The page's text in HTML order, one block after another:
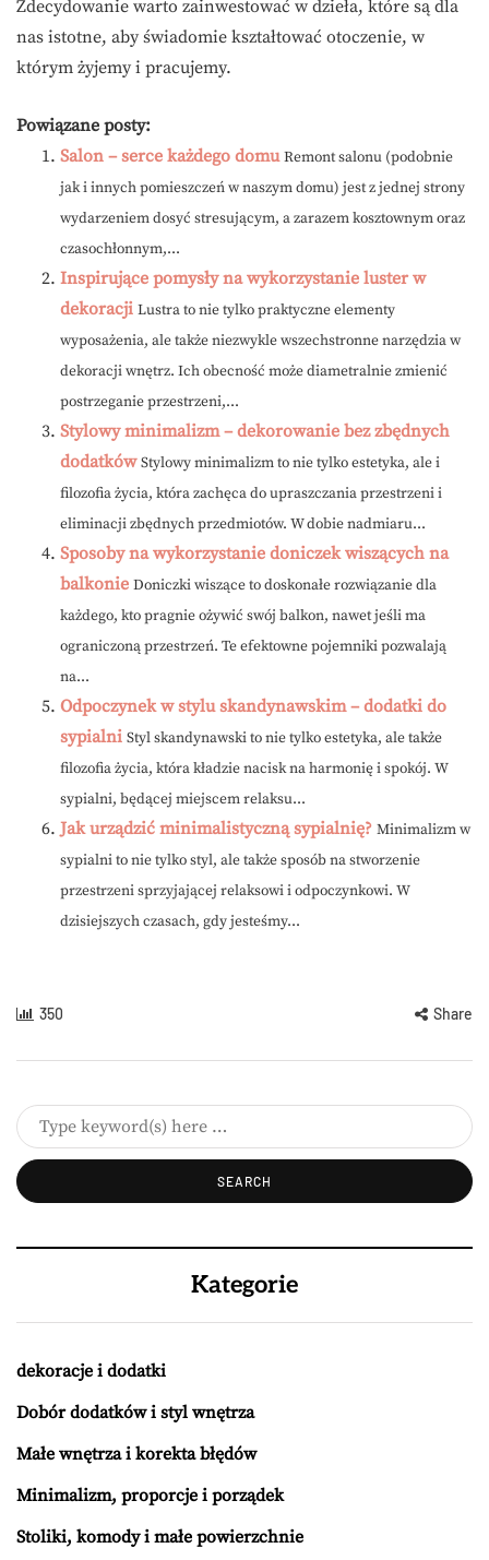
Zdecydowanie warto zainwestować w dzieła, które są dla
nas istotne, aby świadomie kształtować otoczenie, w
którym żyjemy i pracujemy.
Powiązane posty:
Salon – serce każdego domu Remont salonu (podobnie
jak i innych pomieszczeń w naszym domu) jest z jednej strony
wydarzeniem dosyć stresującym, a zarazem kosztownym oraz
czasochłonnym,...
Inspirujące pomysły na wykorzystanie luster w
dekoracji Lustra to nie tylko praktyczne elementy
wyposażenia, ale także niezwykle wszechstronne narzędzia w
dekoracji wnętrz. Ich obecność może diametralnie zmienić
postrzeganie przestrzeni,...
Stylowy minimalizm – dekorowanie bez zbędnych
dodatków Stylowy minimalizm to nie tylko estetyka, ale i
filozofia życia, która zachęca do upraszczania przestrzeni i
eliminacji zbędnych przedmiotów. W dobie nadmiaru...
Sposoby na wykorzystanie doniczek wiszących na
balkonie Doniczki wiszące to doskonałe rozwiązanie dla
każdego, kto pragnie ożywić swój balkon, nawet jeśli ma
ograniczoną przestrzeń. Te efektowne pojemniki pozwalają
na...
Odpoczynek w stylu skandynawskim – dodatki do
sypialni Styl skandynawski to nie tylko estetyka, ale także
filozofia życia, która kładzie nacisk na harmonię i spokój. W
sypialni, będącej miejscem relaksu...
Jak urządzić minimalistyczną sypialnię? Minimalizm w
sypialni to nie tylko styl, ale także sposób na stworzenie
przestrzeni sprzyjającej relaksowi i odpoczynkowi. W
dzisiejszych czasach, gdy jesteśmy...
350 Share
Kategorie
dekoracje i dodatki
Dobór dodatków i styl wnętrza
Małe wnętrza i korekta błędów
Minimalizm, proporcje i porządek
Stoliki, komody i małe powierzchnie